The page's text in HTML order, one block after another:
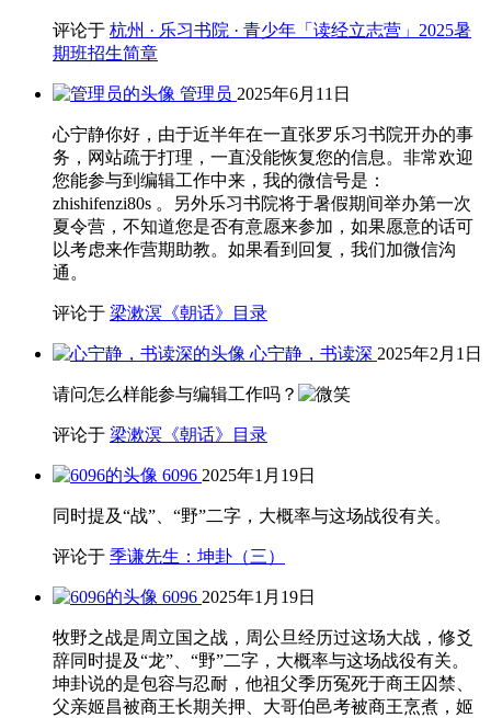
评论于 杭州 · 乐习书院 · 青少年「读经立志营」2025暑
期班招生简章
管理员 2025年6月11日
心宁静你好，由于近半年在一直张罗乐习书院开办的事
务，网站疏于打理，一直没能恢复您的信息。非常欢迎
您能参与到编辑工作中来，我的微信号是：
zhishifenzi80s 。另外乐习书院将于暑假期间举办第一次
夏令营，不知道您是否有意愿来参加，如果愿意的话可
以考虑来作营期助教。如果看到回复，我们加微信沟
通。
评论于 梁漱溟《朝话》目录
心宁静，书读深 2025年2月1日
请问怎么样能参与编辑工作吗？
评论于 梁漱溟《朝话》目录
6096 2025年1月19日
同时提及“战”、“野”二字，大概率与这场战役有关。
评论于 季谦先生：坤卦（三）
6096 2025年1月19日
牧野之战是周立国之战，周公旦经历过这场大战，修爻
辞同时提及“龙”、“野”二字，大概率与这场战役有关。
坤卦说的是包容与忍耐，他祖父季历冤死于商王囚禁、
父亲姬昌被商王长期关押、大哥伯邑考被商王烹煮，姬